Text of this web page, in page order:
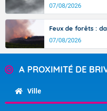
07/08/2026
Feux de forêts :
07/08/2026
A PROXIMITÉ DE
Ville